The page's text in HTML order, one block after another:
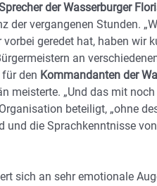
der Wasserburger
der vergangenen Stunden.
geredet hat, haben wir
an
den Kommandanten der
meisterte. „Und das mit
beteiligt, „ohne
und die Sprachkenntnisse von
sich an sehr emotionale